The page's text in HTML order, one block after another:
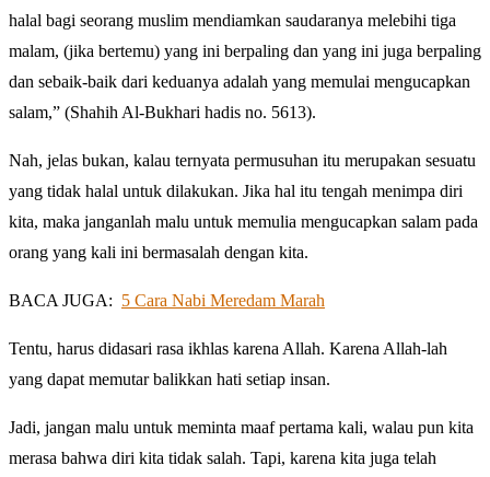
halal bagi seorang muslim mendiamkan saudaranya melebihi tiga
malam, (jika bertemu) yang ini berpaling dan yang ini juga berpaling
dan sebaik-baik dari keduanya adalah yang memulai mengucapkan
salam,” (Shahih Al-Bukhari hadis no. 5613).
Nah, jelas bukan, kalau ternyata permusuhan itu merupakan sesuatu
yang tidak halal untuk dilakukan. Jika hal itu tengah menimpa diri
kita, maka janganlah malu untuk memulia mengucapkan salam pada
orang yang kali ini bermasalah dengan kita.
BACA JUGA: 5 Cara Nabi Meredam Marah
Tentu, harus didasari rasa ikhlas karena Allah. Karena Allah-lah
yang dapat memutar balikkan hati setiap insan.
Jadi, jangan malu untuk meminta maaf pertama kali, walau pun kita
merasa bahwa diri kita tidak salah. Tapi, karena kita juga telah